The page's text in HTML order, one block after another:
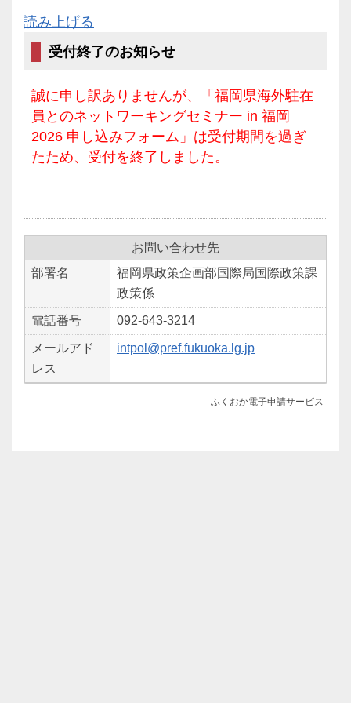
読み上げる
受付終了のお知らせ
誠に申し訳ありませんが、「福岡県海外駐在
員とのネットワーキングセミナー in 福岡
2026 申し込みフォーム」は受付期間を過ぎ
たため、受付を終了しました。
お問い合わせ先
部署名
福岡県政策企画部国際局国際政策課
政策係
電話番号 092-643-3214
メールアド
レス
intpol@pref.fukuoka.lg.jp
ふくおか電子申請サービス